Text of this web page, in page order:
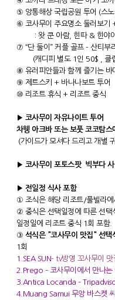
⑤ 앙통해상 국립공원 투어 (스
⑥ 코사무이 주요명소 둘러보기
: 왓 쿤 아람, 힌따 & 힌야이
⑦ “단 둘이” 커플 골프 - 산티부
(캐디피 별도 1인 50$ , 클
⑧ 유러피안들과 함께 즐기는 바
⑨ 제트스키 + 바나나보트 투어
⑩ 리조트 휴식 + 리조트 중식
▶ 코사무이 자유나이트 투어
차웽 아크바 또는 보풋 코코탐
(가이드가 모셔다 드리고 개별
▶ 코사무이 포토스팟 빅부다
▶ 전일정 식사 포함
① 조식은 해당 리조트/풀빌라에
② 중식은 선택일정에 따른 선택
일정일에 리조트 중식 1회 포함.
③ 석식은 "코사무이 맛집" 선택
1회
1.SEA SUN- tv방영 꼬사무이
2.Prego – 코사무이에서 만나
3.Antica Locanda–
4.Muang Samui 무앙 바스켓